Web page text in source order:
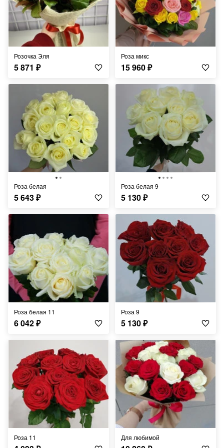
Розочка Эля
5 871 ₽
Роза микс
15 960₽
Роза белая
5 643₽
Роза белая 9
5 130₽
Роза белая 11
6 042₽
Роза 9
5 130₽
Роза 11 Для любимой